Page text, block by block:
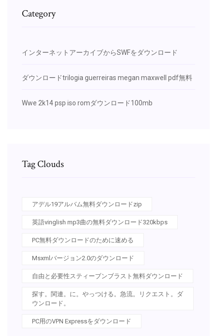
Category
インターネットアーカイブからSWFをダウンロード
ダウンロードtrilogia guerreiras megan maxwell pdf無料
Wwe 2k14 psp iso romダウンロード100mb
Tag Clouds
アデル19アルバム無料ダウンロードzip
英語vinglish mp3曲の無料ダウンロード320kbps
PC無料ダウンロードのために速める
Msxmlバージョン2.0のダウンロード
自由と必要性スティーブンブラスト無料ダウンロード
探す。関連。に。やっつける。急流。リクエスト。ダ
ウンロード。
PC用のVPN Expressをダウンロード